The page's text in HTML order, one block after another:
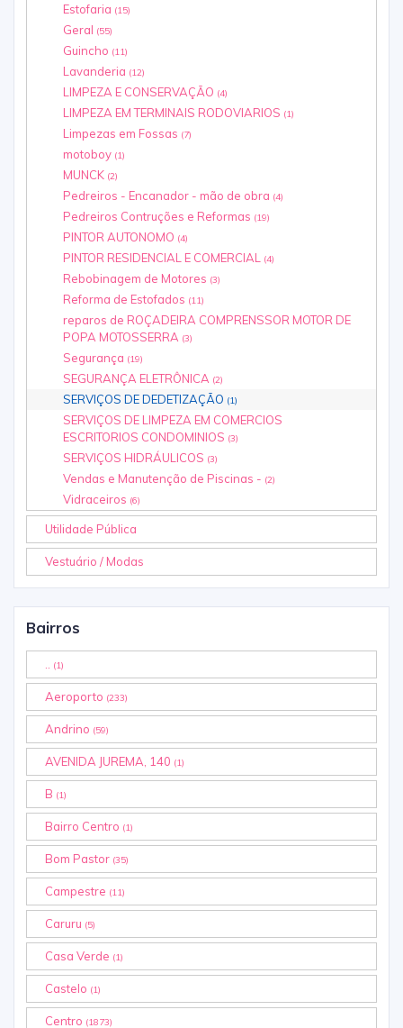
Estofaria (15)
Geral (55)
Guincho (11)
Lavanderia (12)
LIMPEZA E CONSERVAÇÃO (4)
LIMPEZA EM TERMINAIS RODOVIARIOS (1)
Limpezas em Fossas (7)
motoboy (1)
MUNCK (2)
Pedreiros - Encanador - mão de obra (4)
Pedreiros Contruções e Reformas (19)
PINTOR AUTONOMO (4)
PINTOR RESIDENCIAL E COMERCIAL (4)
Rebobinagem de Motores (3)
Reforma de Estofados (11)
reparos de ROÇADEIRA COMPRENSSOR MOTOR DE
POPA MOTOSSERRA (3)
Segurança (19)
SEGURANÇA ELETRÔNICA (2)
SERVIÇOS DE DEDETIZAÇÃO (1)
SERVIÇOS DE LIMPEZA EM COMERCIOS
ESCRITORIOS CONDOMINIOS (3)
SERVIÇOS HIDRÁULICOS (3)
Vendas e Manutenção de Piscinas - (2)
Vidraceiros (6)
Utilidade Pública
Vestuário / Modas
Bairros
(1)
Aeroporto (233)
Andrino (59)
AVENIDA JUREMA, 140 (1)
B (1)
Bairro Centro (1)
Bom Pastor (35)
Campestre (11)
Caruru (5)
Casa Verde (1)
Castelo (1)
Centro (1873)